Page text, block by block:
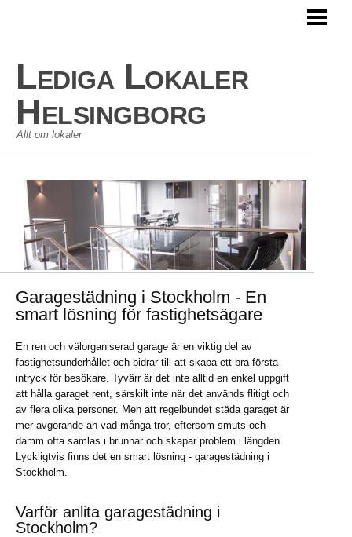
KOMMERSIELLA LOKALER
Lediga Lokaler
Helsingborg
Allt om lokaler
Garagestädning i Stockholm - En
smart lösning för fastighetsägare
En ren och välorganiserad garage är en viktig del av
fastighetsunderhållet och bidrar till att skapa ett bra första
intryck för besökare. Tyvärr är det inte alltid en enkel uppgift
att hålla garaget rent, särskilt inte när det används flitigt och
av flera olika personer. Men att regelbundet städa garaget är
mer avgörande än vad många tror, eftersom smuts och
damm ofta samlas i brunnar och skapar problem i längden.
Lyckligtvis finns det en smart lösning - garagestädning i
Stockholm.
Varför anlita garagestädning i
Stockholm?